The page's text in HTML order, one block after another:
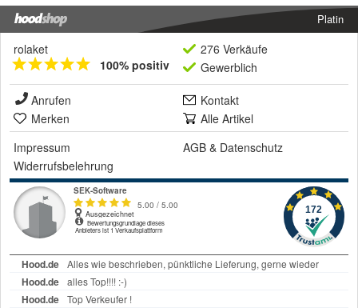
Platin
rolaket
100% positiv
276 Verkäufe
Gewerblich
Anrufen
Kontakt
Merken
Alle Artikel
Impressum
AGB & Datenschutz
Widerrufsbelehrung